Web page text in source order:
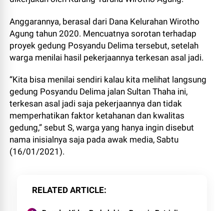
Anggarannya, berasal dari Dana Kelurahan Wirotho
Agung tahun 2020. Mencuatnya sorotan terhadap
proyek gedung Posyandu Delima tersebut, setelah
warga menilai hasil pekerjaannya terkesan asal jadi.
“Kita bisa menilai sendiri kalau kita melihat langsung
gedung Posyandu Delima jalan Sultan Thaha ini,
terkesan asal jadi saja pekerjaannya dan tidak
memperhatikan faktor ketahanan dan kwalitas
gedung,” sebut S, warga yang hanya ingin disebut
nama inisialnya saja pada awak media, Sabtu
(16/01/2021).
RELATED ARTICLE